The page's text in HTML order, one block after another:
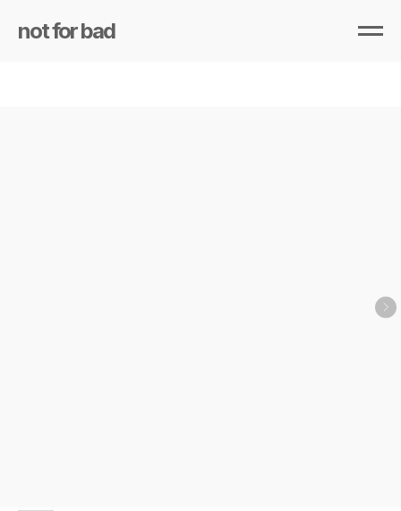
not for bad